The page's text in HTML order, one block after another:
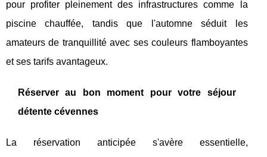
pour profiter pleinement des infrastructures comme la
piscine chauffée, tandis que l'automne séduit les
amateurs de tranquillité avec ses couleurs flamboyantes
et ses tarifs avantageux.
Réserver au bon moment pour votre séjour
détente cévennes
La réservation anticipée s'avère essentielle,